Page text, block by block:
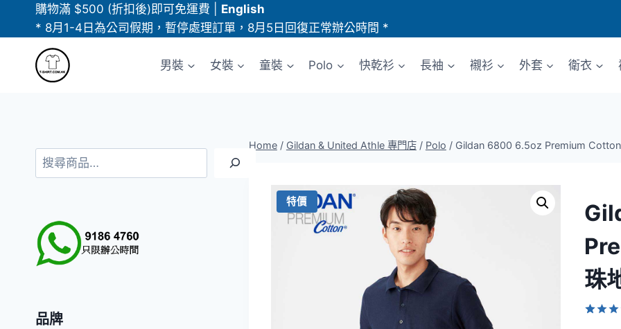
購物滿 $500 (折扣後)即可免運費
English
* 8月1-4日為公司假期，暫停處理訂單，8月5日回復正常辦公時間 *
男裝 女裝 童裝 Polo 快乾衫 長袖 襯衫 外套 衛衣
Home / Gildan & United Athle 專門店 / Polo / Gildan 6800 6.5oz Premium
特價
珠
搜
尋
品牌